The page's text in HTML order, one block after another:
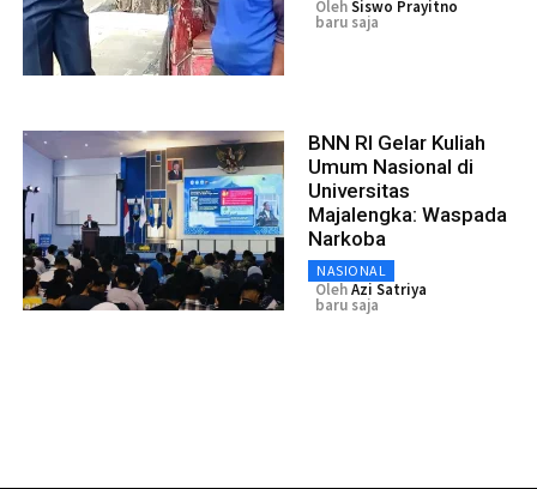
OlehSiswo Prayitno
baru saja
BNN RI Gelar Kuliah
Umum Nasional di
Universitas
Majalengka: Waspada
Narkoba
NASIONAL
OlehAzi Satriya
baru saja